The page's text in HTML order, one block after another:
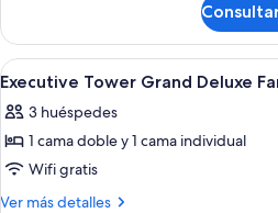
Deluxe
Twin
Tower
Grand
Deluxe
Abrir
todas
las
fotos
de
Executive
4
Executive Tower Grand Deluxe
3 huéspedes
1 cama doble y 1 cama individual
Wifi gratis
Ver más detalles
Más